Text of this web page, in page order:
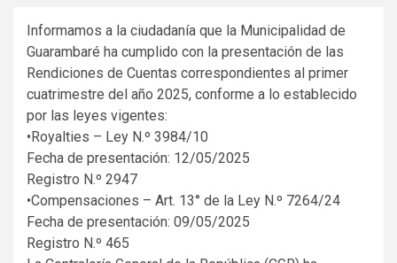
Informamos a la ciudadanía que la Municipalidad de
Guarambaré ha cumplido con la presentación de las
Rendiciones de Cuentas correspondientes al primer
cuatrimestre del año 2025, conforme a lo establecido
por las leyes vigentes:
•Royalties – Ley N.º 3984/10
Fecha de presentación: 12/05/2025
Registro N.º 2947
•Compensaciones – Art. 13° de la Ley N.º 7264/24
Fecha de presentación: 09/05/2025
Registro N.º 465